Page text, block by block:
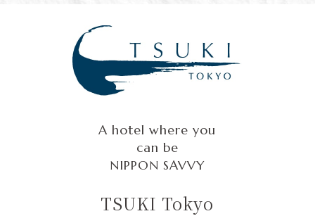
A hotel where you
can be
NIPPON SAVVY
TSUKI Tokyo